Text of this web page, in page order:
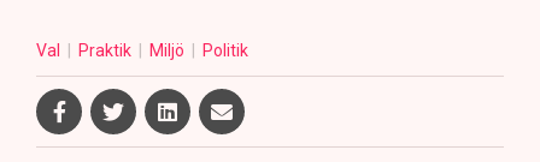
Val Praktik Miljö Politik